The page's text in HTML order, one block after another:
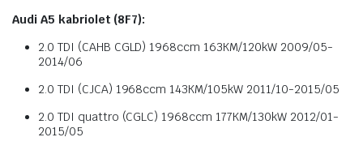
Audi A5 kabriolet (8F7):
2.0 TDI (CAHB CGLD) 1968ccm 163KM/120kW 2009/05-
2014/06
2.0 TDI (CJCA) 1968ccm 143KM/105kW 2011/10-2015/05
2.0 TDI quattro (CGLC) 1968ccm 177KM/130kW 2012/01-
2015/05